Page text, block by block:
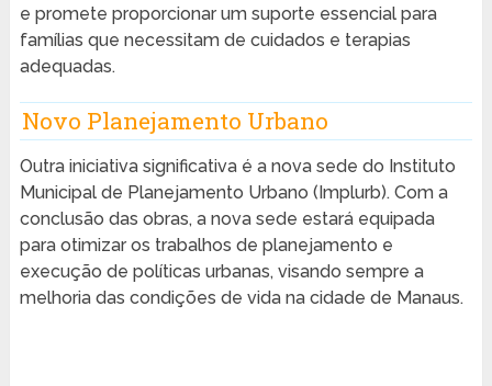
e promete proporcionar um suporte essencial para
famílias que necessitam de cuidados e terapias
adequadas.
Novo Planejamento Urbano
Outra iniciativa significativa é a nova sede do Instituto
Municipal de Planejamento Urbano (Implurb). Com a
conclusão das obras, a nova sede estará equipada
para otimizar os trabalhos de planejamento e
execução de políticas urbanas, visando sempre a
melhoria das condições de vida na cidade de Manaus.